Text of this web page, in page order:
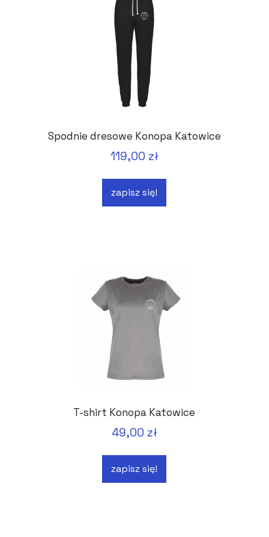
Spodnie dresowe Konopa Katowice
119,00 zł
zapisz się!
T-shirt Konopa Katowice
49,00 zł
zapisz się!